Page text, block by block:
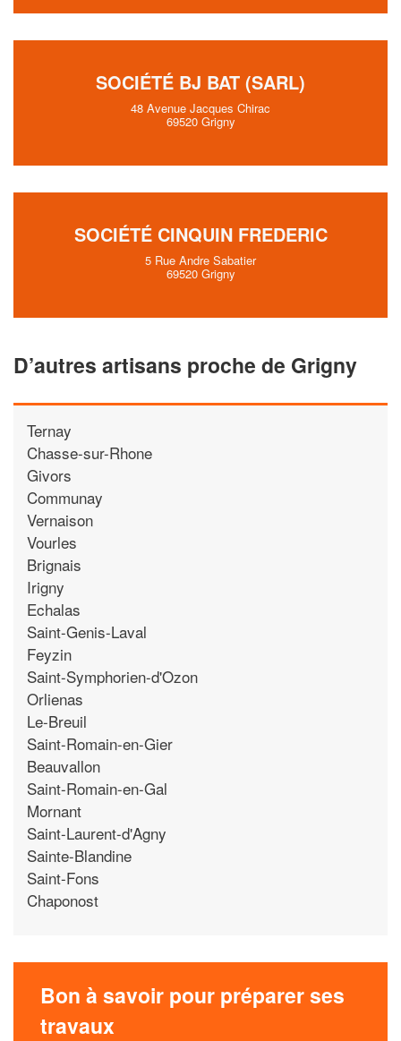
SOCIÉTÉ BJ BAT (SARL)
48 Avenue Jacques Chirac
69520 Grigny
SOCIÉTÉ CINQUIN FREDERIC
5 Rue Andre Sabatier
69520 Grigny
D’autres artisans proche de Grigny
Ternay
Chasse-sur-Rhone
Givors
Communay
Vernaison
Vourles
Brignais
Irigny
Echalas
Saint-Genis-Laval
Feyzin
Saint-Symphorien-d'Ozon
Orlienas
Le-Breuil
Saint-Romain-en-Gier
Beauvallon
Saint-Romain-en-Gal
Mornant
Saint-Laurent-d'Agny
Sainte-Blandine
Saint-Fons
Chaponost
Bon à savoir pour préparer ses
travaux